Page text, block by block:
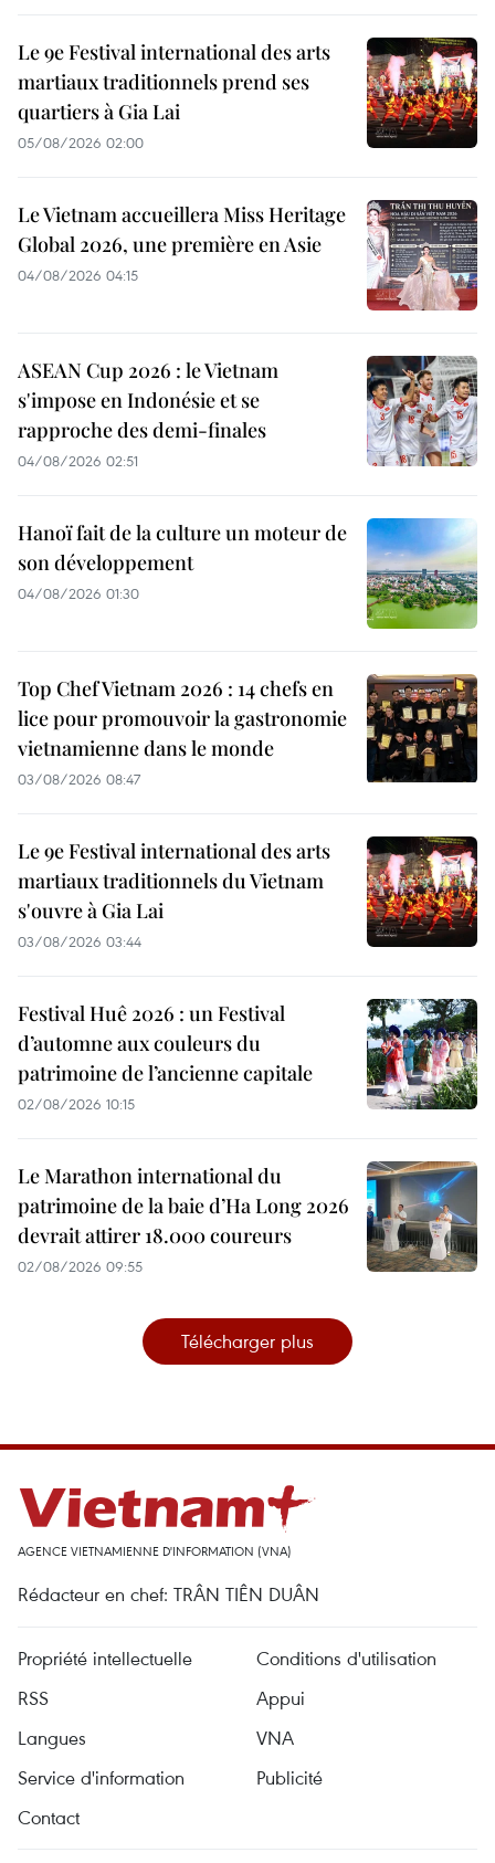
Le 9e Festival international des arts
martiaux traditionnels prend ses
quartiers à Gia Lai
05/08/2026 02:00
Le Vietnam accueillera Miss Heritage
Global 2026, une première en Asie
04/08/2026 04:15
ASEAN Cup 2026 : le Vietnam
s'impose en Indonésie et se
rapproche des demi-finales
04/08/2026 02:51
Hanoï fait de la culture un moteur de
son développement
04/08/2026 01:30
Top Chef Vietnam 2026 : 14 chefs en
lice pour promouvoir la gastronomie
vietnamienne dans le monde
03/08/2026 08:47
Le 9e Festival international des arts
martiaux traditionnels du Vietnam
s'ouvre à Gia Lai
03/08/2026 03:44
Festival Huê 2026 : un Festival
d’automne aux couleurs du
patrimoine de l’ancienne capitale
02/08/2026 10:15
Le Marathon international du
patrimoine de la baie d’Ha Long 2026
devrait attirer 18.000 coureurs
02/08/2026 09:55
Télécharger plus
AGENCE VIETNAMIENNE D'INFORMATION (VNA)
Rédacteur en chef: TRÂN TIÊN DUÂN
Propriété intellectuelle
Conditions d'utilisation
RSS
Appui
Langues
VNA
Service d'information
Publicité
Contact